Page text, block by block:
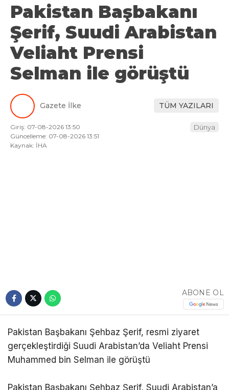
Pakistan Başbakanı
Şerif, Suudi Arabistan
Veliaht Prensi
Selman ile görüştü
Gazete İlke TÜM YAZILARI
Giriş: 07-08-2026 13:50
Güncelleme: 07-08-2026 13:51
Kaynak: İHA
Dünya
ABONE OL
Pakistan Başbakanı Şehbaz Şerif, resmi ziyaret
gerçekleştirdiği Suudi Arabistan’da Veliaht Prensi
Muhammed bin Selman ile görüştü